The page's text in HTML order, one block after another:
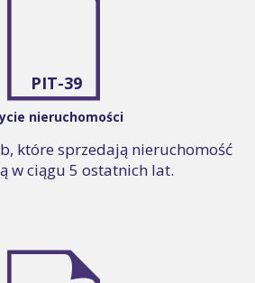
PIT-39
nieruchomości
które sprzedają nieruchomość
w ciągu 5 ostatnich lat.